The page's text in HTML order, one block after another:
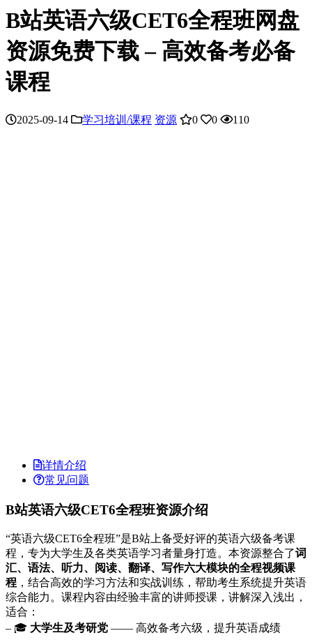
B站英语六级CET6全程班网盘
资源免费下载 – 高效备考必备
课程
2025-09-14 学习培训/课程 资源 0 0 110
详情介绍
常见问题
B站英语六级CET6全程班资源介绍
“英语六级CET6全程班”是B站上备受好评的英语六级备考课
程，专为大学生及各类英语学习者量身打造。本资源整合了词
汇、语法、听力、阅读、翻译、写作六大模块的全程视频课
程 ，结合高效的学习方法和实战训练，帮助考生系统提升英语
综合能力。课程内容由经验丰富的讲师授课，讲解深入浅出，
适合：
– 🎓 大学生及考研党 —— 高效备考六级，提升英语成绩